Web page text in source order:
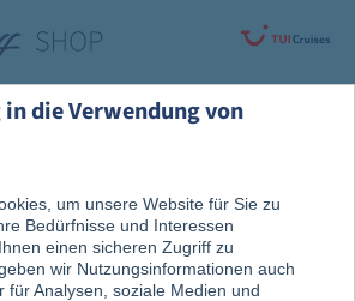
& Kollektionen
die Verwendung von
um unsere Website für Sie zu
Bedürfnisse und Interessen
einen sicheren Zugriff zu
wir Nutzungsinformationen auch
für Analysen, soziale Medien und